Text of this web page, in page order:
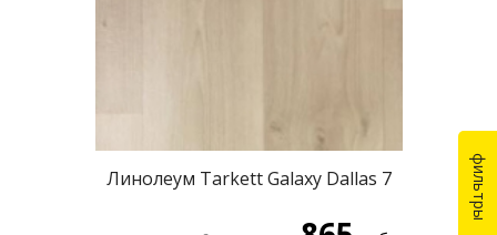
Линолеум Tarkett Galaxy Dallas 7